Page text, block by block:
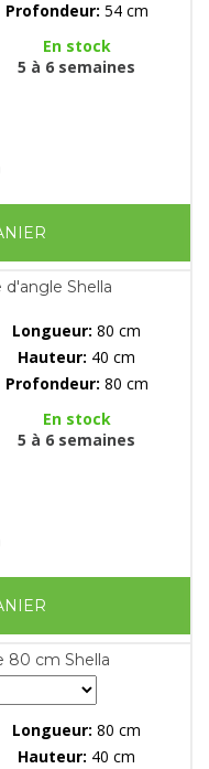
Profondeur: 54 cm
En stock
5 à 6 semaines
Shella
Longueur: 80 cm
Hauteur: 40 cm
Profondeur: 80 cm
En stock
5 à 6 semaines
80 cm Shella
Longueur: 80 cm
Hauteur: 40 cm